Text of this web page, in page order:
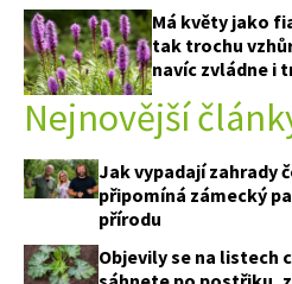
Má květy jako
tak trochu
navíc zvládne i
Nejnovější
Jak vypadají zahrady
připomíná zámecký
přírodu
Objevily se na listech